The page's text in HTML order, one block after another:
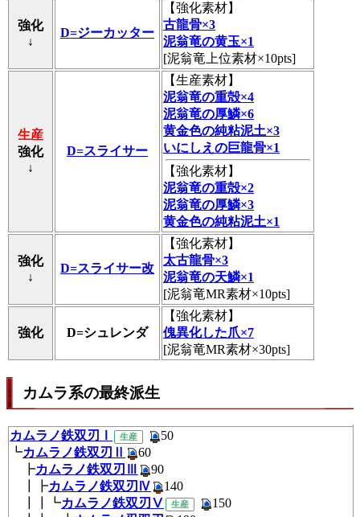
強化
↓
D=ジーカッター
【強化素材】
古龍骨×3
泥翁竜の黄玉×1
[泥翁竜上位素材×10pts]
生産
強化
↓
D=スライサー
【生産素材】
泥翁竜の重殻×4
泥翁竜の厚鱗×6
黄金色の純粘泥土×3
いにしえの巨龍骨×1
【強化素材】
泥翁竜の重殻×2
泥翁竜の厚鱗×3
黄金色の純粘泥土×1
強化
↓
D=スライサー改
【強化素材】
太古龍骨×3
泥翁竜の天鱗×1
[泥翁竜MR素材×10pts]
強化 D=シュレンダ
【強化素材】
傀異化した爪×7
[泥翁竜MR素材×30pts]
カムラ系の最終派生
カムラノ鉄双刃Ⅰ 生産
50
┗カムラノ鉄双刃Ⅱ
60
┣カムラノ鉄双刃Ⅲ
90
┃┣カムラノ鉄双刃Ⅳ
140
┃┃┗カムラノ鉄双刃Ⅴ 生産
150